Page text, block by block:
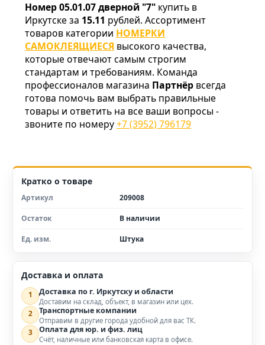
Номер 05.01.07 дверной "7" купить в
Иркутске за 15.11 рублей. Ассортимент
товаров категории НОМЕРКИ
САМОКЛЕЯЩИЕСЯ высокого качества,
которые отвечают самым строгим
стандартам и требованиям. Команда
профессионалов магазина Партнёр всегда
готова помочь вам выбрать правильные
товары и ответить на все ваши вопросы -
звоните по номеру+7 (3952) 796179
Кратко о товаре
Артикул 209008
Остаток В наличии
Ед. изм. Штука
Доставка и оплата
1 Доставка по г. Иркутску и области
Доставим на склад, объект, в магазин или цех.
2 Транспортные компании
Отправим в другие города удобной для вас ТК.
3 Оплата для юр. и физ. лиц
Счёт, наличные или банковская карта в офисе.